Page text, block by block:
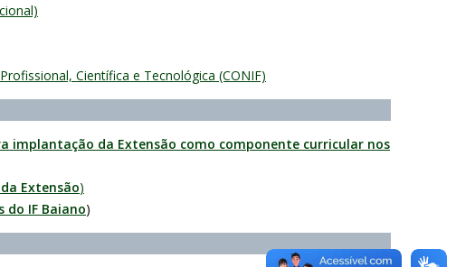
Científica e Tecnológica (CONIF)
implantação da Extensão como componente curricular nos
Extensão)
do IF Baiano)